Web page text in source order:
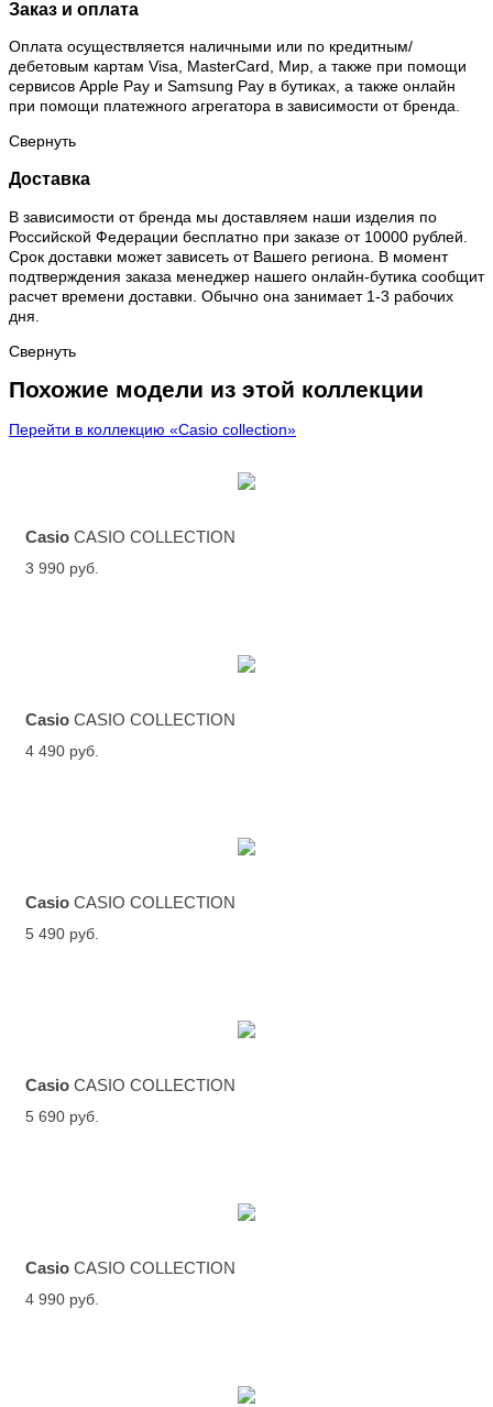
Заказ и оплата
Оплата осуществляется наличными или по кредитным/
дебетовым картам Visa, MasterCard, Мир, а также при помощи
сервисов Apple Pay и Samsung Pay в бутиках, а также онлайн
при помощи платежного агрегатора в зависимости от бренда.
Свернуть
Доставка
В зависимости от бренда мы доставляем наши изделия по
Российской Федерации бесплатно при заказе от 10000 рублей.
Срок доставки может зависеть от Вашего региона. В момент
подтверждения заказа менеджер нашего онлайн-бутика сообщит
расчет времени доставки. Обычно она занимает 1-3 рабочих
дня.
Свернуть
Похожие модели из этой коллекции
Перейти в коллекцию «Casio collection»
Casio CASIO COLLECTION
3 990 руб.
Casio CASIO COLLECTION
4 490 руб.
Casio CASIO COLLECTION
5 490 руб.
Casio CASIO COLLECTION
5 690 руб.
Casio CASIO COLLECTION
4 990 руб.